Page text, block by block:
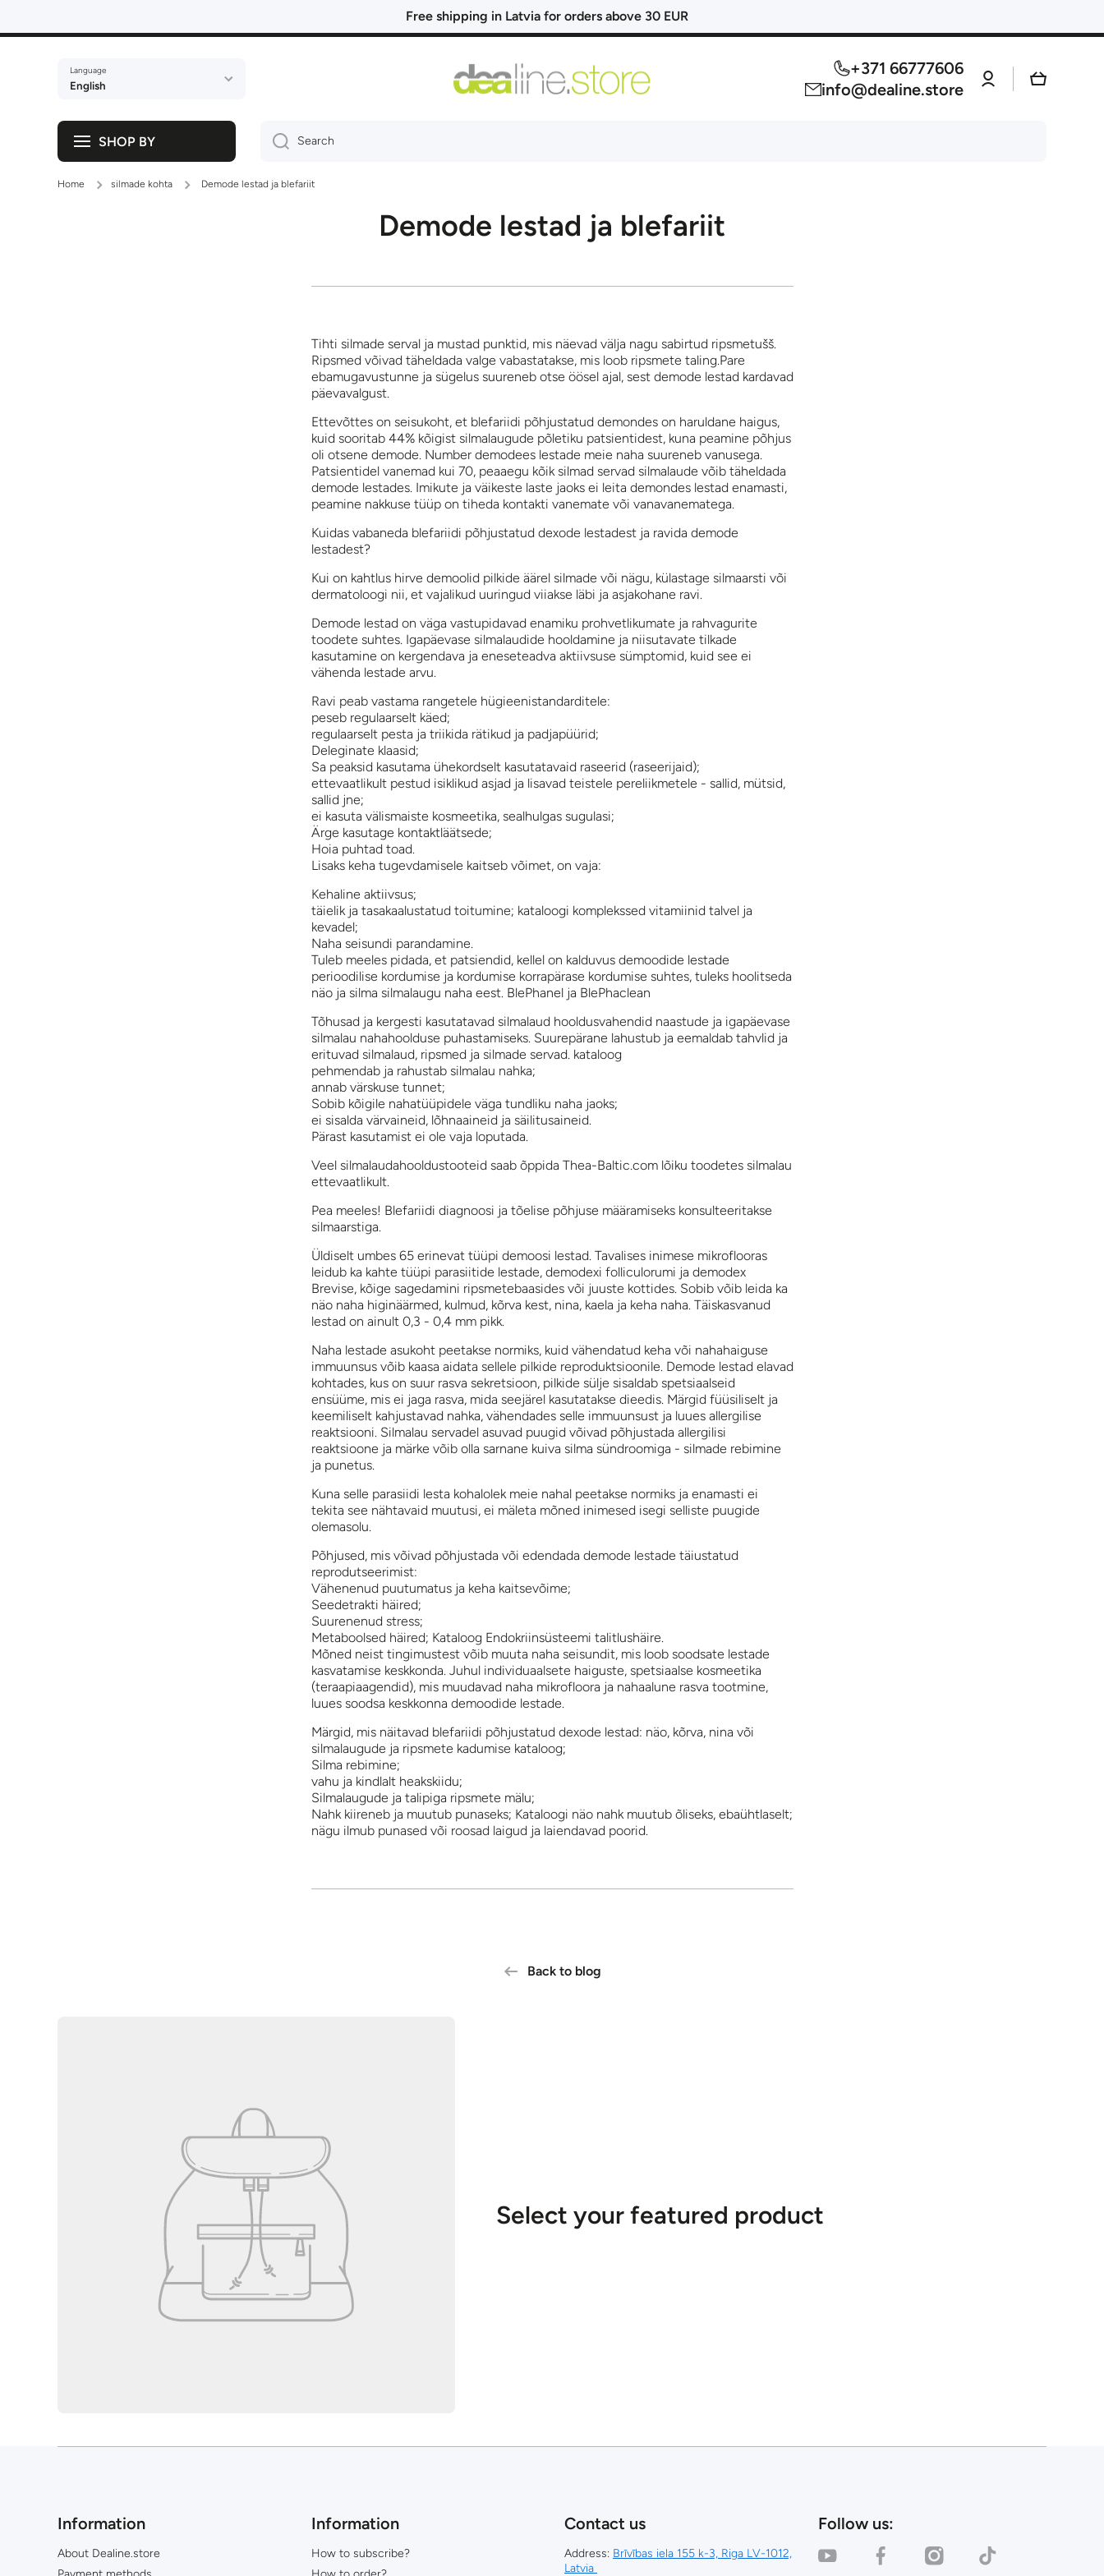
Free shipping in Latvia for orders above 30 EUR
Language
English
+371 66777606
info@dealine.store
Log
in
Cart
SHOP BY Search
Home silmade kohta Demode lestad ja blefariit
Demode lestad ja blefariit
Tihti silmade serval ja mustad punktid, mis näevad välja nagu sabirtud ripsmetušš.
Ripsmed võivad täheldada valge vabastatakse, mis loob ripsmete taling.Pare
ebamugavustunne ja sügelus suureneb otse öösel ajal, sest demode lestad kardavad
päevavalgust.
Ettevõttes on seisukoht, et blefariidi põhjustatud demondes on haruldane haigus,
kuid sooritab 44% kõigist silmalaugude põletiku patsientidest, kuna peamine põhjus
oli otsene demode. Number demodees lestade meie naha suureneb vanusega.
Patsientidel vanemad kui 70, peaaegu kõik silmad servad silmalaude võib täheldada
demode lestades. Imikute ja väikeste laste jaoks ei leita demondes lestad enamasti,
peamine nakkuse tüüp on tiheda kontakti vanemate või vanavanematega.
Kuidas vabaneda blefariidi põhjustatud dexode lestadest ja ravida demode
lestadest?
Kui on kahtlus hirve demoolid pilkide äärel silmade või nägu, külastage silmaarsti või
dermatoloogi nii, et vajalikud uuringud viiakse läbi ja asjakohane ravi.
Demode lestad on väga vastupidavad enamiku prohvetlikumate ja rahvagurite
toodete suhtes. Igapäevase silmalaudide hooldamine ja niisutavate tilkade
kasutamine on kergendava ja eneseteadva aktiivsuse sümptomid, kuid see ei
vähenda lestade arvu.
Ravi peab vastama rangetele hügieenistandarditele:
peseb regulaarselt käed;
regulaarselt pesta ja triikida rätikud ja padjapüürid;
Deleginate klaasid;
Sa peaksid kasutama ühekordselt kasutatavaid raseerid (raseerijaid);
ettevaatlikult pestud isiklikud asjad ja lisavad teistele pereliikmetele - sallid, mütsid,
sallid jne;
ei kasuta välismaiste kosmeetika, sealhulgas sugulasi;
Ärge kasutage kontaktläätsede;
Hoia puhtad toad.
Lisaks keha tugevdamisele kaitseb võimet, on vaja:
Kehaline aktiivsus;
täielik ja tasakaalustatud toitumine; kataloogi komplekssed vitamiinid talvel ja
kevadel;
Naha seisundi parandamine.
Tuleb meeles pidada, et patsiendid, kellel on kalduvus demoodide lestade
perioodilise kordumise ja kordumise korrapärase kordumise suhtes, tuleks hoolitseda
näo ja silma silmalaugu naha eest. BlePhanel ja BlePhaclean
Tõhusad ja kergesti kasutatavad silmalaud hooldusvahendid naastude ja igapäevase
silmalau nahahoolduse puhastamiseks. Suurepärane lahustub ja eemaldab tahvlid ja
erituvad silmalaud, ripsmed ja silmade servad. kataloog
pehmendab ja rahustab silmalau nahka;
annab värskuse tunnet;
Sobib kõigile nahatüüpidele väga tundliku naha jaoks;
ei sisalda värvaineid, lõhnaaineid ja säilitusaineid.
Pärast kasutamist ei ole vaja loputada.
Veel silmalaudahooldustooteid saab õppida Thea-Baltic.com lõiku toodetes silmalau
ettevaatlikult.
Pea meeles! Blefariidi diagnoosi ja tõelise põhjuse määramiseks konsulteeritakse
silmaarstiga.
Üldiselt umbes 65 erinevat tüüpi demoosi lestad. Tavalises inimese mikroflooras
leidub ka kahte tüüpi parasiitide lestade, demodexi folliculorumi ja demodex
Brevise, kõige sagedamini ripsmetebaasides või juuste kottides. Sobib võib leida ka
näo naha higinäärmed, kulmud, kõrva kest, nina, kaela ja keha naha. Täiskasvanud
lestad on ainult 0,3 - 0,4 mm pikk.
Naha lestade asukoht peetakse normiks, kuid vähendatud keha või nahahaiguse
immuunsus võib kaasa aidata sellele pilkide reproduktsioonile. Demode lestad elavad
kohtades, kus on suur rasva sekretsioon, pilkide sülje sisaldab spetsiaalseid
ensüüme, mis ei jaga rasva, mida seejärel kasutatakse dieedis. Märgid füüsiliselt ja
keemiliselt kahjustavad nahka, vähendades selle immuunsust ja luues allergilise
reaktsiooni. Silmalau servadel asuvad puugid võivad põhjustada allergilisi
reaktsioone ja märke võib olla sarnane kuiva silma sündroomiga - silmade rebimine
ja punetus.
Kuna selle parasiidi lesta kohalolek meie nahal peetakse normiks ja enamasti ei
tekita see nähtavaid muutusi, ei mäleta mõned inimesed isegi selliste puugide
olemasolu.
Põhjused, mis võivad põhjustada või edendada demode lestade täiustatud
reprodutseerimist:
Vähenenud puutumatus ja keha kaitsevõime;
Seedetrakti häired;
Suurenenud stress;
Metaboolsed häired; Kataloog Endokriinsüsteemi talitlushäire.
Mõned neist tingimustest võib muuta naha seisundit, mis loob soodsate lestade
kasvatamise keskkonda. Juhul individuaalsete haiguste, spetsiaalse kosmeetika
(teraapiaagendid), mis muudavad naha mikrofloora ja nahaalune rasva tootmine,
luues soodsa keskkonna demoodide lestade.
Märgid, mis näitavad blefariidi põhjustatud dexode lestad: näo, kõrva, nina või
silmalaugude ja ripsmete kadumise kataloog;
Silma rebimine;
vahu ja kindlalt heakskiidu;
Silmalaugude ja talipiga ripsmete mälu;
Nahk kiireneb ja muutub punaseks; Kataloogi näo nahk muutub õliseks, ebaühtlaselt;
nägu ilmub punased või roosad laigud ja laiendavad poorid.
Back to blog
Select your featured product
Information
About Dealine.store
Information
How to subscribe?
Contact us
Address: Brīvības iela 155 k-3, Riga LV-1012,
Latvia
Follow us:
youtubecom/channel/UC_0AFQU6kvlRNcP3KYPvSpg
facebookcom/dealinestore/
instagramcom/dealinestore/
tiktokcom/